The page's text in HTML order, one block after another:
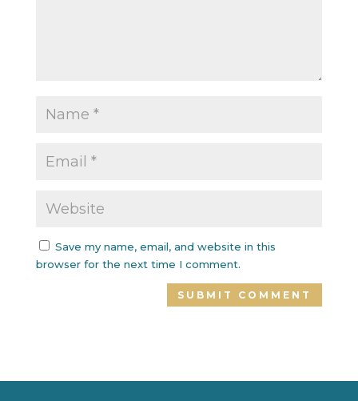
Save my name, email, and website in this
browser for the next time I comment.